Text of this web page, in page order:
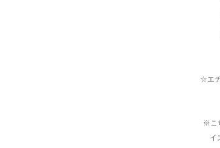
☆エ
※こ
イ